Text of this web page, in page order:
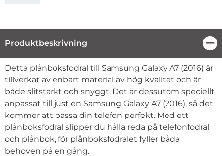
Produktbeskrivning
Produktbeskrivning
Detta plånboksfodral till Samsung Galaxy A7 (2016) är
tillverkat av enbart material av hög kvalitet och är
både slitstarkt och snyggt. Det är dessutom speciellt
anpassat till just en Samsung Galaxy A7 (2016), så det
kommer att passa din telefon perfekt. Med ett
plånboksfodral slipper du hålla reda på telefonfodral
och plånbok, för plånboksfodralet fyller båda
behoven på en gång.